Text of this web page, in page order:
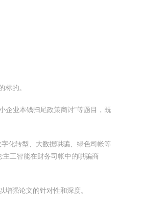
标的。
企业本钱扫尾政策商讨”等题目，既
字化转型、大数据哄骗、绿色司帐等
工智能在财务司帐中的哄骗商
强论文的针对性和深度。